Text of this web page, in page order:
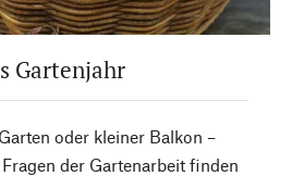
Gartenjahr
oder kleiner Balkon –
der Gartenarbeit finden